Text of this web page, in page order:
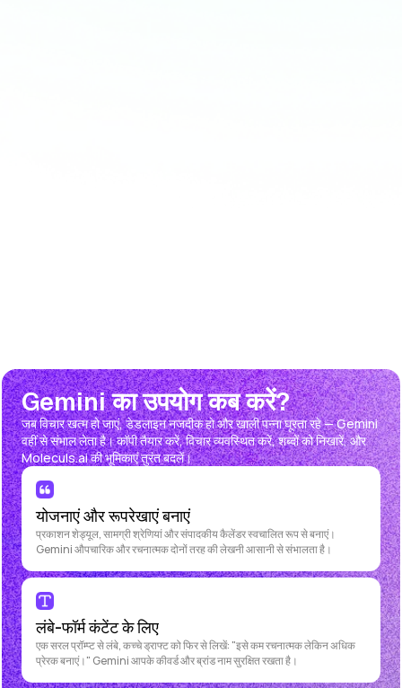
Gemini का उपयोग कब करें?
जब विचार खत्म हो जाएं, डेडलाइन नजदीक हो और खाली पन्ना घूरता रहे — Gemini
वहीं से संभाल लेता है। कॉपी तैयार करें, विचार व्यवस्थित करें, शब्दों को निखारें, और
Moleculs.ai की भूमिकाएं तुरंत बदलें।
योजनाएं और रूपरेखाएं बनाएं
प्रकाशन शेड्यूल, सामग्री श्रेणियां और संपादकीय कैलेंडर स्वचालित रूप से बनाएं।
Gemini औपचारिक और रचनात्मक दोनों तरह की लेखनी आसानी से संभालता है।
लंबे-फॉर्म कंटेंट के लिए
एक सरल प्रॉम्प्ट से लंबे, कच्चे ड्राफ्ट को फिर से लिखें: "इसे कम रचनात्मक लेकिन अधिक
प्रेरक बनाएं।" Gemini आपके कीवर्ड और ब्रांड नाम सुरक्षित रखता है।